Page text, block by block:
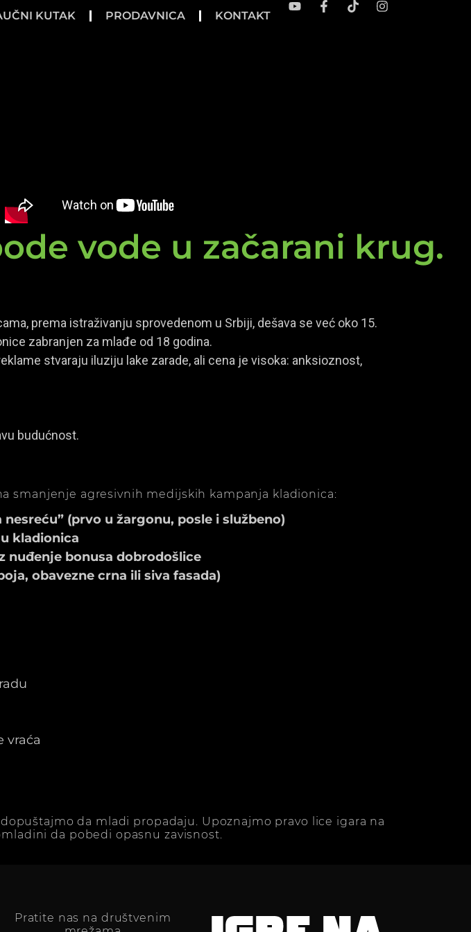
KUTAK PRODAVNICA KONTAKT
vode u začarani krug.
prema istraživanju sprovedenom u Srbiji, dešava se već oko 15.
zabranjen za mlađe od 18 godina.
stvaraju iluziju lake zarade, ali cena je visoka: anksioznost,
budućnost.
smanjenje agresivnih medijskih kampanja kladionica:
(prvo u žargonu, posle i službeno)
kladionica
nuđenje bonusa dobrodošlice
obavezne crna ili siva fasada)
vraća
da mladi propadaju. Upoznajmo pravo lice igara na
da pobedi opasnu zavisnost.
Pratite nas na društvenim